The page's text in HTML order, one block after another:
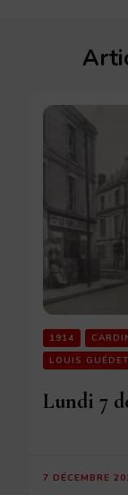
1914
LOUIS GUÉDET
Lundi 7
7 DÉCEMBRE